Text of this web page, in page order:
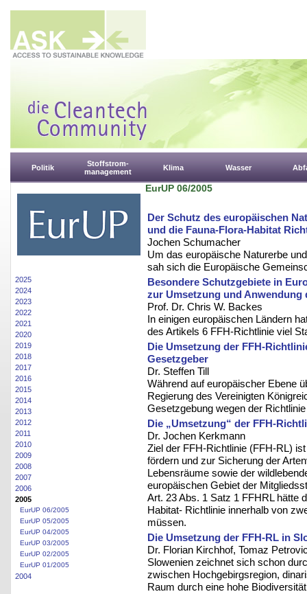
Politik
Stoffstrom-
management
Klima Wasser
2025
2024
2023
2022
2021
2020
2019
2018
2017
2016
2015
2014
2013
2012
2011
2010
2009
2008
2007
2006
2005
EurUP 06/2005
EurUP 05/2005
EurUP 04/2005
EurUP 03/2005
EurUP 02/2005
EurUP 01/2005
2004
EurUP 06/2005
Der Schutz des europäischen
und die Fauna-Flora-Habitat
Jochen Schumacher
Um das europäische Naturerbe
sah sich die Europäische
Besondere Schutzgebiete in
zur Umsetzung und Anwendung
Prof. Dr. Chris W. Backes
In einigen europäischen Ländern
des Artikels 6 FFH-Richtlinie viel
Die Umsetzung der FFH-
Gesetzgeber
Dr. Steffen Till
Während auf europäischer Ebene
Regierung des Vereinigten
Gesetzgebung wegen der
Die „Umsetzung“ der FFH-
Dr. Jochen Kerkmann
Ziel der FFH-Richtlinie (FFH-RL)
fördern und zur Sicherung der
Lebensräume sowie der
europäischen Gebiet der
Art. 23 Abs. 1 Satz 1 FFHRL hätte
Habitat- Richtlinie innerhalb von
müssen.
Die Umsetzung der FFH-RL in
Dr. Florian Kirchhof, Tomaz
Slowenien zeichnet sich schon
zwischen Hochgebirgsregion,
Raum durch eine hohe